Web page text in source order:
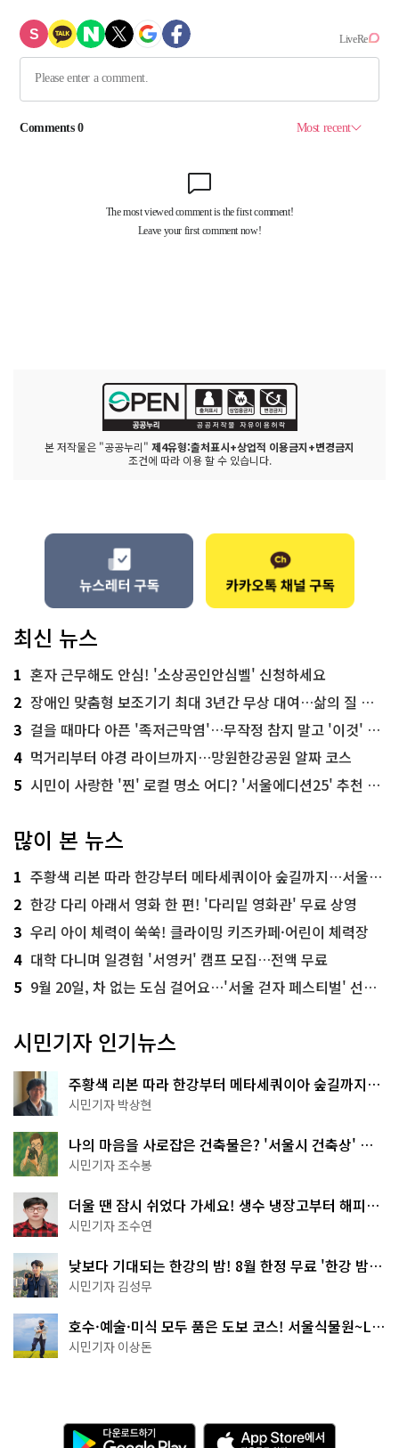
본 저작물은 "공공누리" 제4유형:출처표시+상업적 이용금지+변경금지
조건에 따라 이용 할 수 있습니다.
최신 뉴스
1 혼자 근무해도 안심! '소상공인안심벨' 신청하세요
2 장애인 맞춤형 보조기기 최대 3년간 무상 대여…삶의 질 높인다
3 걸을 때마다 아픈 '족저근막염'…무작정 참지 말고 '이것' 해보세요!
4 먹거리부터 야경 라이브까지…망원한강공원 알짜 코스
5 시민이 사랑한 '찐' 로컬 명소 어디? '서울에디션25' 추천 코스
많이 본 뉴스
1 주황색 리본 따라 한강부터 메타세쿼이아 숲길까지…서울둘레길 15코스
2 한강 다리 아래서 영화 한 편! '다리밑 영화관' 무료 상영
3 우리 아이 체력이 쑥쑥! 클라이밍 키즈카페·어린이 체력장
4 대학 다니며 일경험 '서영커' 캠프 모집…전액 무료
5 9월 20일, 차 없는 도심 걸어요…'서울 걷자 페스티벌' 선착순 5천명
시민기자 인기뉴스
주황색 리본 따라 한강부터 메타세쿼이아 숲길까지…
서울둘레길 15코스
시민기자 박상현
나의 마음을 사로잡은 건축물은? '서울시 건축상' 수
상작 공개!
시민기자 조수봉
더울 땐 잠시 쉬었다 가세요! 생수 냉장고부터 해피소
·무더위쉼터까지
시민기자 조수연
낮보다 기대되는 한강의 밤! 8월 한정 무료 '한강 밤
핑' 예약은?
시민기자 김성무
호수·예술·미식 모두 품은 도보 코스! 서울식물원~LG
아트센터~마곡테라스거리
시민기자 이상돈
다 A